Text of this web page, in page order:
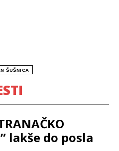
ŠUŠNICA
lakše do posla